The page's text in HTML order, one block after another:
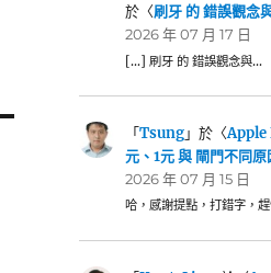
於〈刷牙 的 錯誤觀念
2026 年 07 月 17 日
[…] 刷牙 的 錯誤觀念與…
「Tsung」於〈Apple
元、1元 與 閘門不同原
2026 年 07 月 15 日
哈，感謝提點，打錯字，